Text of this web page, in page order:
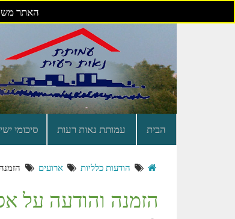
האתר
הבית עמותת נאות רעות סיכומי
הודעות כלליות ארועים הזמנה
הזמנה והודעה על אספה